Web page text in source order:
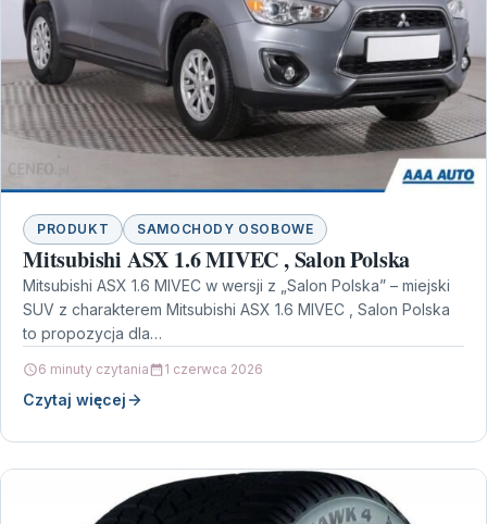
PRODUKT SAMOCHODY OSOBOWE
Mitsubishi ASX 1.6 MIVEC , Salon Polska
Mitsubishi ASX 1.6 MIVEC w wersji z „Salon Polska” – miejski
SUV z charakterem Mitsubishi ASX 1.6 MIVEC , Salon Polska
to propozycja dla…
6 minuty czytania 1 czerwca 2026
Czytaj więcej